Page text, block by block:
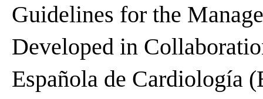
Guidelines for the
Developed in
Española de Cardiología